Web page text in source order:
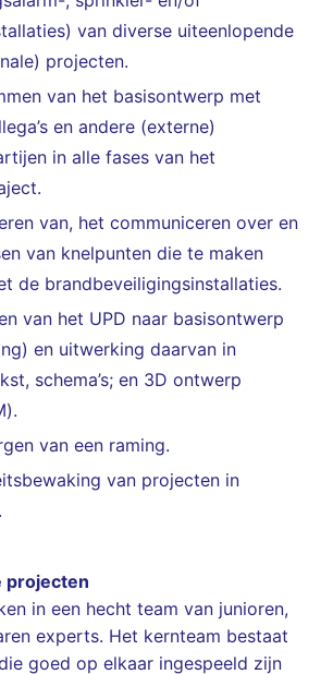
van diverse uiteenlopende
projecten.
van het basisontwerp met
en andere (externe)
in alle fases van het
van, het communiceren over en
van knelpunten die te maken
de brandbeveiligingsinstallaties.
van het UPD naar basisontwerp
en uitwerking daarvan in
schema’s; en 3D ontwerp
van een raming.
van projecten in
projecten
in een hecht team van junioren,
experts. Het kernteam bestaat
goed op elkaar ingespeeld zijn